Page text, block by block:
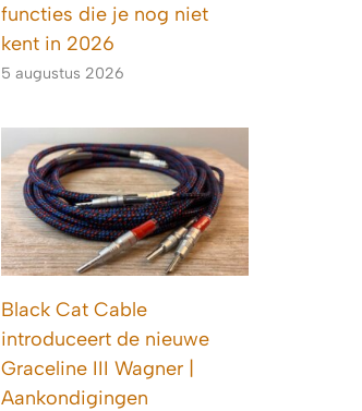
functies die je nog niet
kent in 2026
5 augustus 2026
Black Cat Cable
introduceert de nieuwe
Graceline III Wagner |
Aankondigingen